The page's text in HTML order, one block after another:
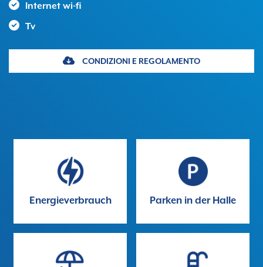
Internet wi-fi
Tv
CONDIZIONI E REGOLAMENTO
Energieverbrauch Parken in der Halle